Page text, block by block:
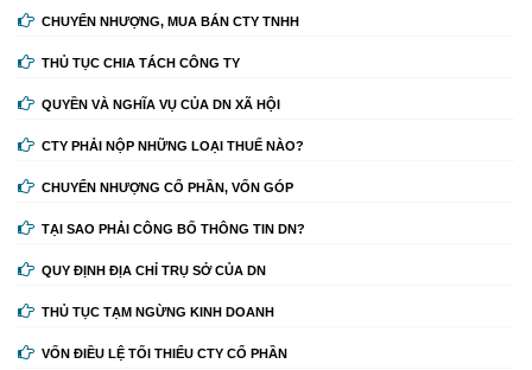
CHUYỂN NHƯỢNG, MUA BÁN CTY TNHH
THỦ TỤC CHIA TÁCH CÔNG TY
QUYỀN VÀ NGHĨA VỤ CỦA DN XÃ HỘI
CTY PHẢI NỘP NHỮNG LOẠI THUẾ NÀO?
CHUYỂN NHƯỢNG CỔ PHẦN, VỐN GÓP
TẠI SAO PHẢI CÔNG BỐ THÔNG TIN DN?
QUY ĐỊNH ĐỊA CHỈ TRỤ SỞ CỦA DN
THỦ TỤC TẠM NGỪNG KINH DOANH
VỐN ĐIỀU LỆ TỐI THIỂU CTY CỔ PHẦN